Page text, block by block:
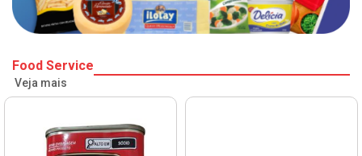
Food Service
Veja mais